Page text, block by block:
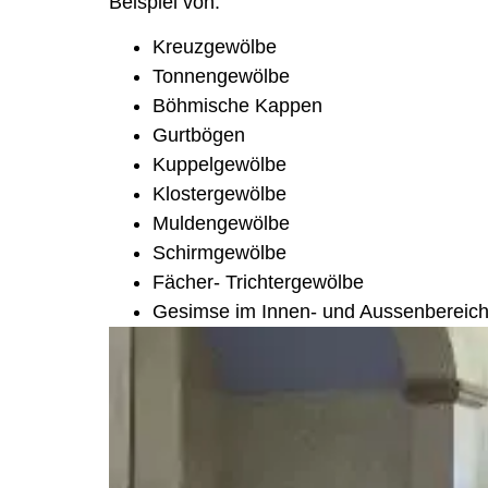
Kreuzgewölbe
Tonnengewölbe
Böhmische Kappen
Gurtbögen
Kuppelgewölbe
Klostergewölbe
Muldengewölbe
Schirmgewölbe
Fächer- Trichtergewölbe
Gesimse im Innen- und Aussenbereich